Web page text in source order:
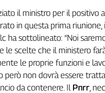
il ministro per il positivo
in questa prima riunione,
ha sottolineato: “Noi
le scelte che il ministero
le proprie funzioni e
però non dovrà essere
da contenere. Il Pnrr,